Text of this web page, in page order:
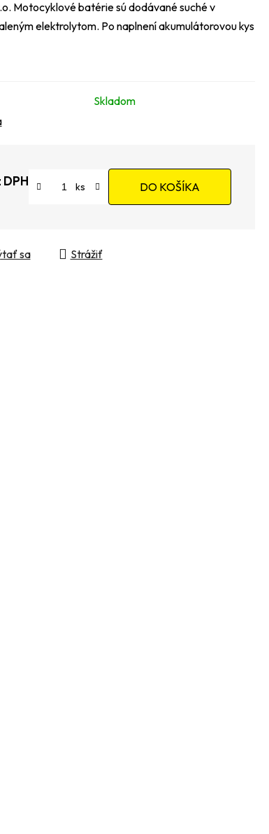
Motocyklové batérie sú dodávané suché v
elektrolytom. Po naplnení akumulátorovou kys
Skladom
DO KOŠÍKA
sa Strážiť